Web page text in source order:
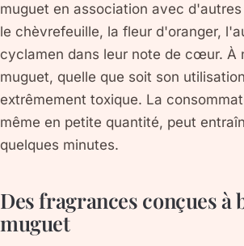
muguet en association avec
le chèvrefeuille, la fleur d'oranger,
cyclamen dans leur note de cœur. À
muguet, quelle que soit son
extrêmement toxique. La
même en petite quantité, peut
quelques minutes.
Des fragrances conçues à
muguet